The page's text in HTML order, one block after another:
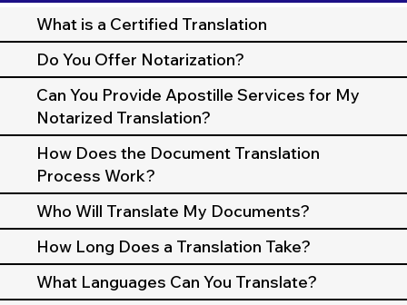
What is a Certified Translation
Do You Offer Notarization?
Can You Provide Apostille Services for My
Notarized Translation?
How Does the Document Translation
Process Work?
Who Will Translate My Documents?
How Long Does a Translation Take?
What Languages Can You Translate?